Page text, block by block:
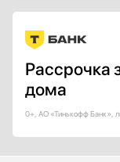
Рассрочка
дома
0+, АО «Тинькофф Банк»,